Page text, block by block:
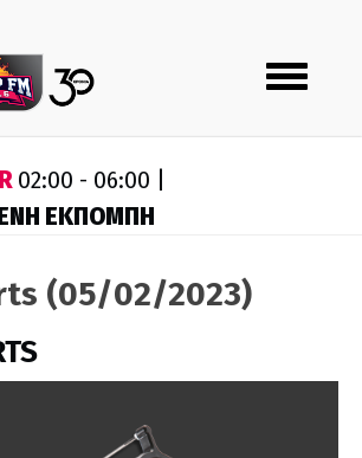
Toggle
navigation
02:00 - 06:00 |
ΕΚΠΟΜΠΗ
(05/02/2023)